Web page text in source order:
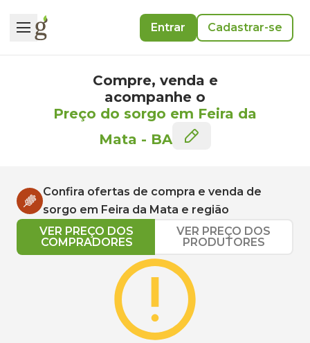
Entrar Cadastrar-se
Compre, venda e
acompanhe o
Preço do sorgo em Feira da
Mata - BA
Confira ofertas de compra e venda de
sorgo em Feira da Mata e região
VER PREÇO DOS
COMPRADORES
VER PREÇO DOS
PRODUTORES